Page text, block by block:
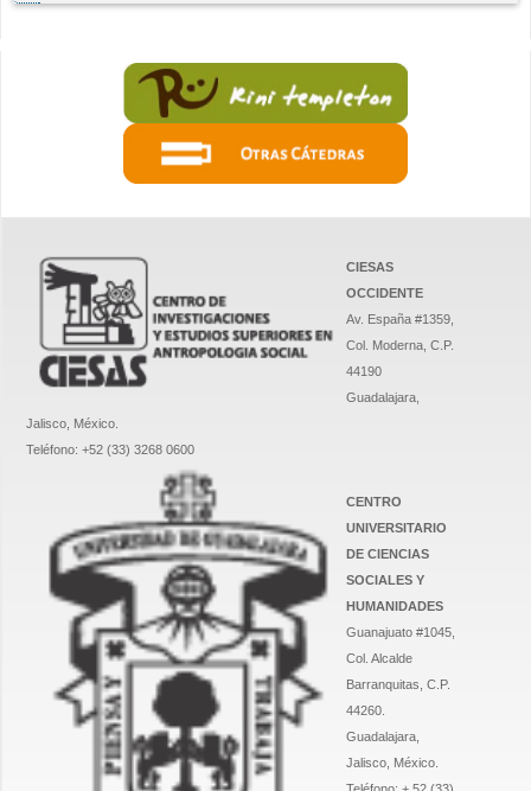
CIESAS
OCCIDENTE
Av. España #1359,
Col. Moderna, C.P.
44190
Guadalajara,
Jalisco, México.
Teléfono: +52 (33) 3268 0600
CENTRO
UNIVERSITARIO
DE CIENCIAS
SOCIALES Y
HUMANIDADES
Guanajuato #1045,
Col. Alcalde
Barranquitas, C.P.
44260.
Guadalajara,
Jalisco, México.